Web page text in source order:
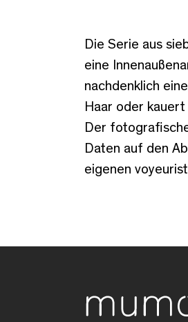
Die Serie aus
eine
nachdenklich
Haar oder
Der
Daten auf den
eigenen